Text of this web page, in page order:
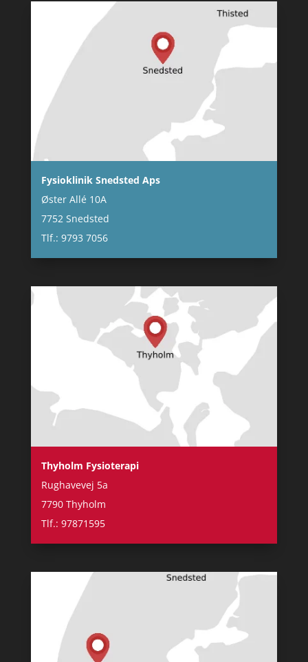
Fysioklinik Snedsted Aps
Øster Allé 10A
7752 Snedsted
Tlf.: 9793 7056
Thyholm Fysioterapi
Rughavevej 5a
7790 Thyholm
Tlf.: 97871595